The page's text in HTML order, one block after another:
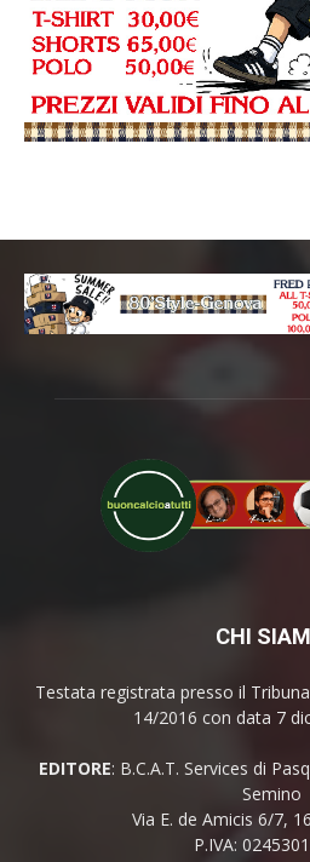
CHI
Testata registrata presso il
14/2016 con data 7
EDITORE: B.C.A.T. Services di
Semino
Via E. de Amicis 6/7,
P.IVA: